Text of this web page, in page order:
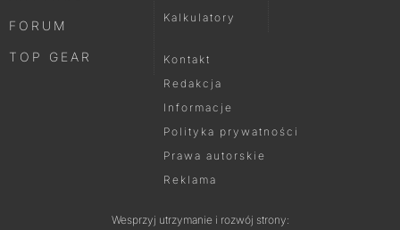
FORUM
TOP GEAR
Kalkulatory
Kontakt
Redakcja
Informacje
Polityka prywatności
Prawa autorskie
Reklama
Wesprzyj utrzymanie i rozwój strony: